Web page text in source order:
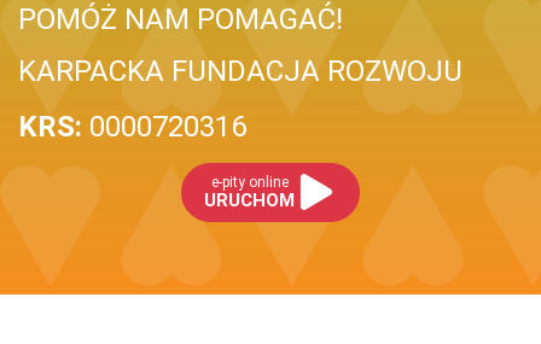
POMÓŻ NAM POMAGAĆ!
KARPACKA FUNDACJA ROZWOJU
KRS: 0000720316
e-pity online
URUCHOM